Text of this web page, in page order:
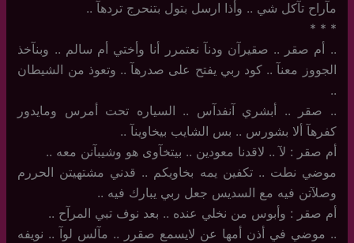
مآراح تآكل شي .. وأذا ارسل بتول بتنحرج تردهآ ..
‏*‏ * *
..‏ أم صقر .. صقيرآن ودنآ نعتمرر أنا وأختي أم سالم .. وبنآخذ
الجووز معنآ .. كود ربي يفتح على صدرهآ .. وتعوذ من الشيطان
..
..‏ صقر .. أبشري آنفدآس .. السياره تحت أمرس ومايدور
كفرهآ ألا بشورس .. بس الشايب بيخاوينآ ..
أم صقر : لآ .. لاقدنا معودين .. بيتخآوى هو وشيبآنن معه ..
موضي نطت .. تكفين يمه بخاويكم .. قدني مشتهيتن الحررم
وصلآتن فيه مع السديس جعل ربي يبارك فيه ..
أم صقر : وأبوس من نخلي عنده .. بعد نوف تبي المرآح ..
..‏ موضي في أذن أمها عن لايسمع صقرر .. مآلس لوآ .. نويفه